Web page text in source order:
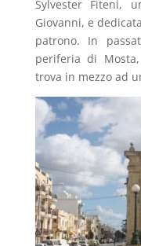
Sylvester Fiteni,
Giovanni, e
patrono. In
periferia di
trova in mezzo ad